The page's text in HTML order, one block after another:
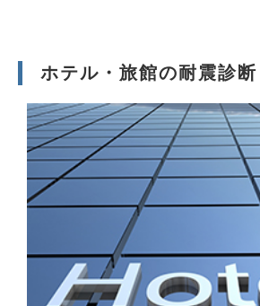
ホテル・旅館の耐震診断
ドローン外壁調査
外壁調査実績
耐震補強・耐震改修